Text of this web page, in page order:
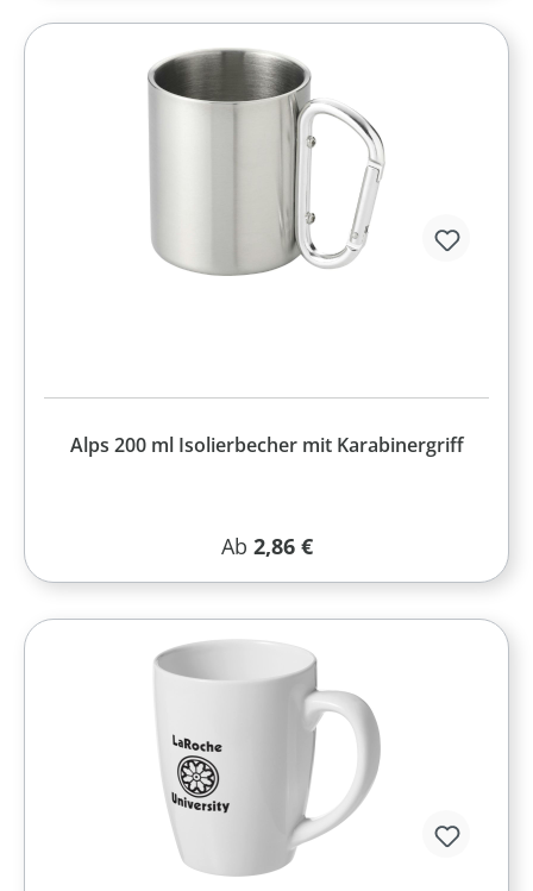
Alps 200 ml Isolierbecher mit Karabinergriff
Regulärer Preis:
Ab 2,86 €